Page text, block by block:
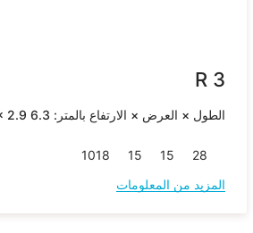
R 3
الطول × العرض × الارتفاع بالمتر: 6.3 x 5.6 x 2.9
28
15
15
18
10
المزيد من المعلومات